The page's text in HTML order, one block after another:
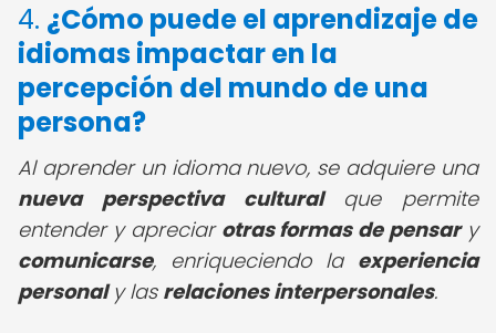
4. ¿Cómo puede el aprendizaje de
idiomas impactar en la
percepción del mundo de una
persona?
Al aprender un idioma nuevo, se adquiere una
nueva perspectiva culturalque permite
entender y apreciar otras formas de pensary
comunicarse, enriqueciendo la experiencia
personaly las relaciones interpersonales.